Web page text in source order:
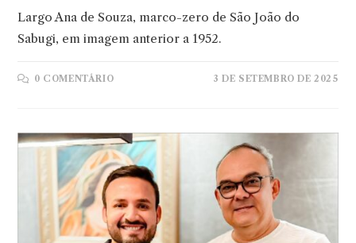
Largo Ana de Souza, marco-zero de São João do
Sabugi, em imagem anterior a 1952.
0 COMENTÁRIO 3 DE SETEMBRO DE 2025